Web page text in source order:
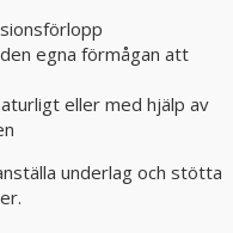
egna förmågan att
eller med hjälp av
underlag och stötta